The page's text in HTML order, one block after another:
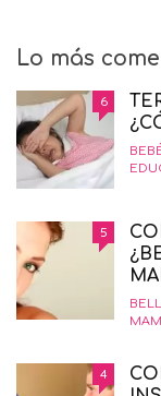
Lo más
6
5
4